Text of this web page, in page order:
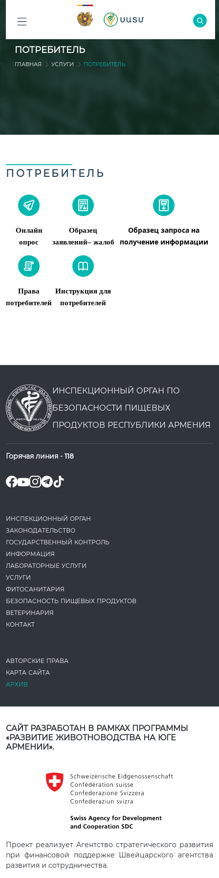
ԲՈԼՈՐ
ԲԱԺԻՆՆԵՐԸ
ПОТРЕБИТЕЛЬ
ГЛАВНАЯ УСЛУГИ ПОТРЕБИТЕЛЬ
ПОТРЕБИТЕЛЬ
Онлайн
опрос
Образец
заявлений– жалоб
Образец запроса на
получение информации
Права
потребителей
Инструкция для
потребителей
ИНСПЕКЦИОННЫЙ ОРГАН ПО
БЕЗОПАСНОСТИ ПИЩЕВЫХ
ПРОДУКТОВ РЕСПУБЛИКИ АРМЕНИЯ
Горячая линия - 118
ИНСПЕКЦИОННЫЙ ОРГАН
ЗАКОНОДАТЕ­ЛЬСТВО
ГОСУДАРСТВЕННЫЙ КОНТРОЛЬ
ИНФОРМАЦИЯ
ЛАБОРАТОРНЫЕ УСЛУГИ
УСЛУГИ
ФИТОСАНИТАРИЯ
БЕЗОПАСНОСТЬ ПИЩЕВЫХ ПРОДУКТОВ
ВЕТЕРИНАРИЯ
КОНТАКТ
АВТОРСКИЕ ПРАВА
КАРТА САЙТА
АРХИВ
САЙТ РАЗРАБОТАН В РАМКАХ ПРОГРАММЫ
«РАЗВИТИЕ ЖИВОТНОВОДСТВА НА ЮГЕ
АРМЕНИИ».
Проект реализует Агентство стратегического развития
при финансовой поддержке Швейцарского агентства
развития и сотрудничества.